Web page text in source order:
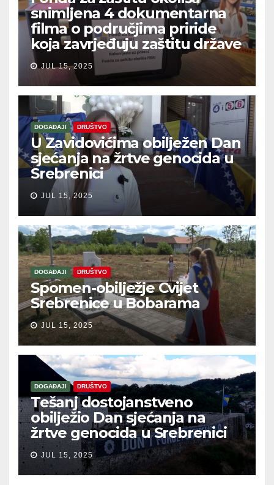
snimljena 4 dokumentarna
filma o područjima priride
koja zavrjeđuju zaštitu države
JUL 15, 2025
DOGAĐAJI DRUŠTVO
U Zavidovićima obilježen Dan
sjećanja na žrtve genocida u
Srebrenici
JUL 15, 2025
DOGAĐAJI DRUŠTVO
Spomen-obilježje Cvijet
Srebrenice u Bobarama
JUL 15, 2025
DOGAĐAJI DRUŠTVO
Tešanj dostojanstveno
obilježio Dan sjećanja na
žrtve genocida u Srebrenici
JUL 15, 2025